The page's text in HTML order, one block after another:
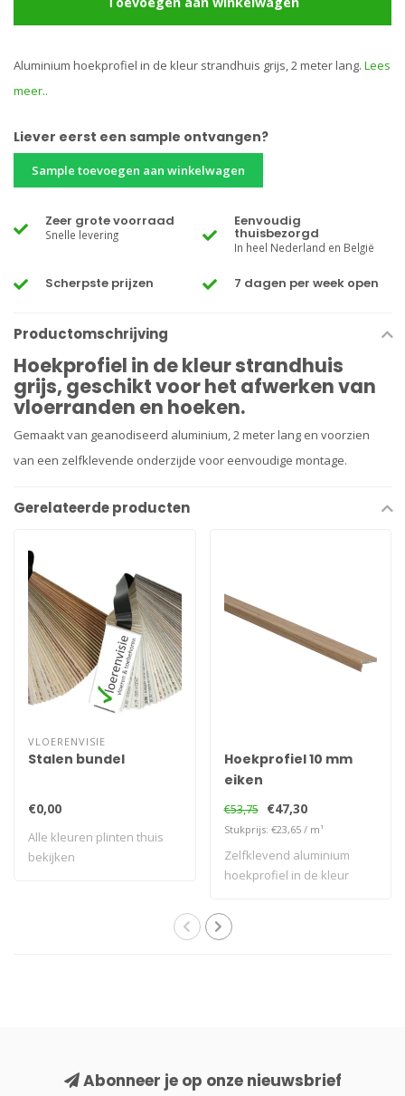
Aluminium hoekprofiel in de kleur strandhuis grijs, 2 meter lang. Lees
meer..
Liever eerst een sample ontvangen?
Sample toevoegen aan winkelwagen
Zeer grote voorraad
Snelle levering
Eenvoudig
thuisbezorgd
In heel Nederland en België
Scherpste prijzen 7 dagen per week open
Productomschrijving
Hoekprofiel in de kleur strandhuis
grijs, geschikt voor het afwerken van
vloerranden en hoeken.
Gemaakt van geanodiseerd aluminium, 2 meter lang en voorzien
van een zelfklevende onderzijde voor eenvoudige montage.
Gerelateerde producten
VLOERENVISIE
Stalen bundel
€0,00
Alle kleuren plinten thuis
bekijken
Hoekprofiel 10 mm
eiken
€53,75 €47,30
Stukprijs: €23,65 / m¹
Zelfklevend aluminium
hoekprofiel in de kleur
Abonneer je op onze nieuwsbrief